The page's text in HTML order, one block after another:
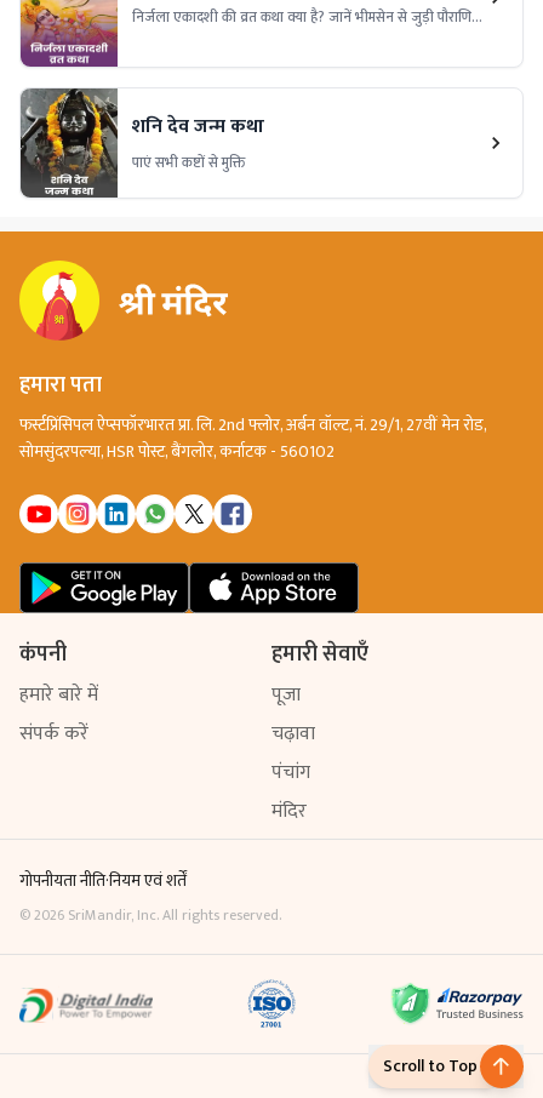
निर्जला एकादशी की व्रत कथा क्या है? जानें भीमसेन से जुड़ी पौराणिक
एकादशी व्रत की संपूर्ण कथा विस्तार से।
शनि देव जन्म कथा
पाएं सभी कष्टों से मुक्ति
हमारा पता
फर्स्टप्रिंसिपल ऐप्सफॉरभारत प्रा. लि. 2nd फ्लोर, अर्बन वॉल्ट, नं. 29/1, 27वीं मेन रोड,
सोमसुंदरपल्या, HSR पोस्ट, बैंगलोर, कर्नाटक - 560102
कंपनी
हमारे बारे में
संपर्क करें
हमारी सेवाएँ
पूजा
चढ़ावा
पंचांग
मंदिर
गोपनीयता नीति·नियम एवं शर्तें
©2026 SriMandir, Inc. All rights reserved.
Scroll to Top